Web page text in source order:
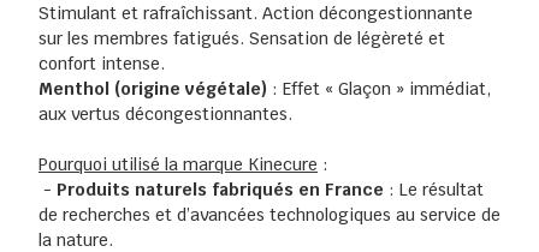
Stimulant et rafraîchissant. Action décongestionnante
sur les membres fatigués. Sensation de légèreté et
confort intense.
Menthol (origine végétale) : Effet « Glaçon » immédiat,
aux vertus décongestionnantes.
Pourquoi utilisé la marque Kinecure :
- Produits naturels fabriqués en France : Le résultat
de recherches et d’avancées technologiques au service de
la nature.